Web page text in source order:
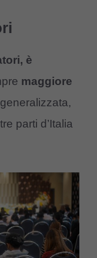
è
maggiore
parti d’Italia